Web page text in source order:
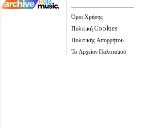
Όροι Χρήσης
Πολιτική Cookies
Πολιτικής Απορρήτου
Το Αρχείον Πολιτισμού